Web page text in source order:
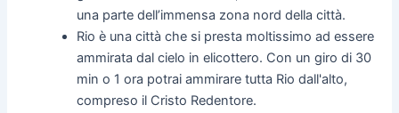
una parte dell’immensa zona nord della città.
Rio è una città che si presta moltissimo ad essere
ammirata dal cielo in elicottero. Con un giro di 30
min o 1 ora potrai ammirare tutta Rio dall'alto,
compreso il Cristo Redentore.